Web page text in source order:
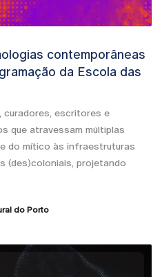
contemporâneas
da Escola das
escritores e
que atravessam múltiplas
do mítico às infraestruturas
(des)coloniais, projetando
do Porto